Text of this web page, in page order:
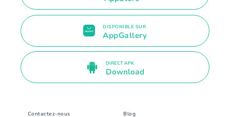
DISPONIBLE SUR
AppGallery
DIRECT APK
Download
Contactez-nous Blog